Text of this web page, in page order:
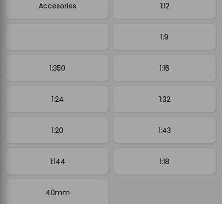
Accesories 1:12
1:9
1:350 1:16
1:24 1:32
1:20 1:43
1:144 1:18
40mm